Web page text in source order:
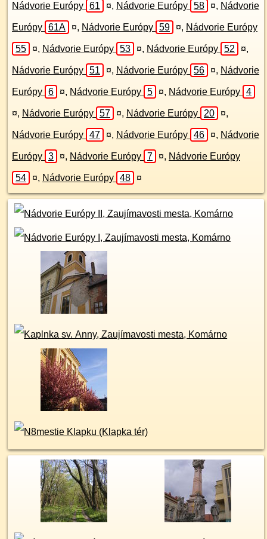
Nádvorie Európy 61 ¤, Nádvorie Európy 58 ¤, Nádvorie
Európy 61A ¤, Nádvorie Európy 59 ¤, Nádvorie Európy
55 ¤, Nádvorie Európy 53 ¤, Nádvorie Európy 52 ¤,
Nádvorie Európy 51 ¤, Nádvorie Európy 56 ¤, Nádvorie
Európy 6 ¤, Nádvorie Európy 5 ¤, Nádvorie Európy 4
¤, Nádvorie Európy 57 ¤, Nádvorie Európy 20 ¤,
Nádvorie Európy 47 ¤, Nádvorie Európy 46 ¤, Nádvorie
Európy 3 ¤, Nádvorie Európy 7 ¤, Nádvorie Európy
54 ¤, Nádvorie Európy 48 ¤